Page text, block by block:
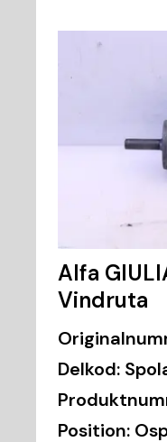
Alfa
Vindruta
Delkod:
Position: